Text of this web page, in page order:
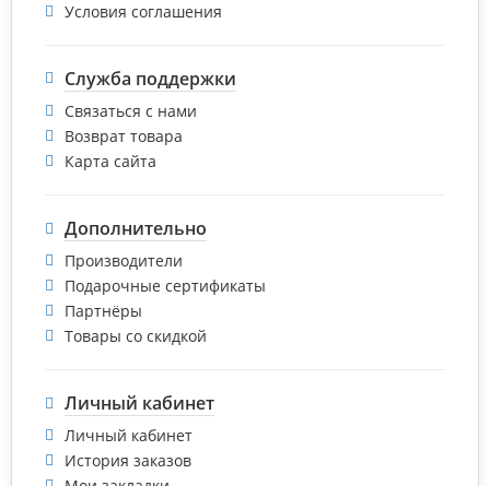
Условия соглашения
Служба поддержки
Связаться с нами
Возврат товара
Карта сайта
Дополнительно
Производители
Подарочные сертификаты
Партнёры
Товары со скидкой
Личный кабинет
Личный кабинет
История заказов